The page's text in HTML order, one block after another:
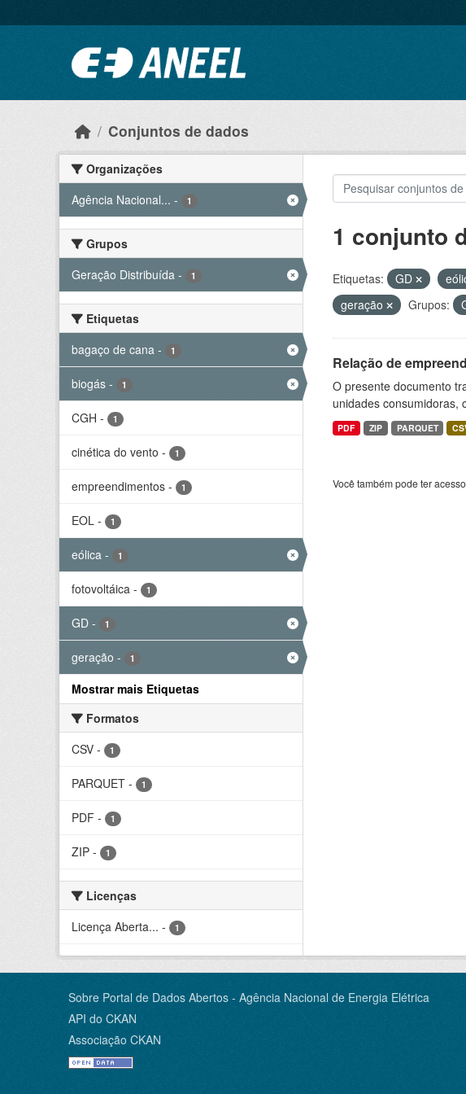
Conjuntos de dados
Organizações
Agência Nacional... - 1
Grupos
Geração Distribuída - 1
Etiquetas
bagaço de cana - 1
biogás - 1
CGH - 1
cinética do vento - 1
empreendimentos - 1
EOL - 1
eólica - 1
fotovoltáica - 1
GD - 1
geração - 1
Mostrar mais Etiquetas
Formatos
CSV - 1
PARQUET - 1
PDF - 1
ZIP - 1
Licenças
Licença Aberta... - 1
1 conjunto
Etiquetas: GD
geração
Grupos:
Relação de
O presente documento
unidades consumidoras,
PDF ZIP PARQUET
Você também pode ter
Sobre Portal de Dados Abertos - Agência Nacional de Energia Elétrica
API do CKAN
Associação CKAN